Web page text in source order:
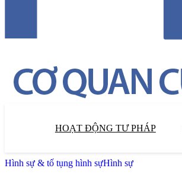
HOẠT ĐỘNG TƯ PHÁP
Hình sự & tố tụng hình sựHình sự